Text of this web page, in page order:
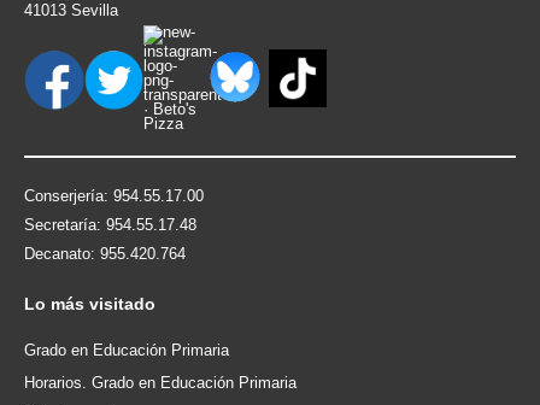
41013 Sevilla
Conserjería: 954.55.17.00
Secretaría: 954.55.17.48
Decanato: 955.420.764
Lo más visitado
Grado en Educación Primaria
Horarios. Grado en Educación Primaria